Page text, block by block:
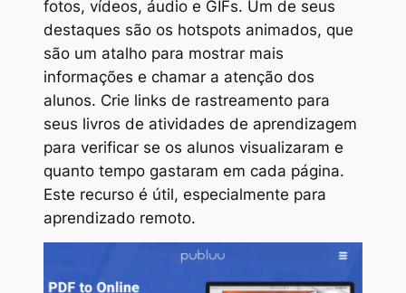
fotos, vídeos, áudio e GIFs. Um de seus
destaques são os hotspots animados, que
são um atalho para mostrar mais
informações e chamar a atenção dos
alunos. Crie links de rastreamento para
seus livros de atividades de aprendizagem
para verificar se os alunos visualizaram e
quanto tempo gastaram em cada página.
Este recurso é útil, especialmente para
aprendizado remoto.